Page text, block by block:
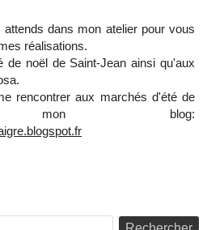
dans mon atelier pour vous
réalisations.
noël de Saint-Jean ainsi qu'aux
rencontrer aux marchés d'été de
mon blog: